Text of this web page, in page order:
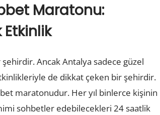
Maratonu:
Ancak Antalya sadece güzel
de dikkat çeken bir şehirdir.
maratonudur. Her yıl binlerce kişinin
sohbetler edebilecekleri 24 saatlik